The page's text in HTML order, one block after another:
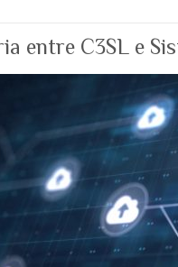
entre C3SL e